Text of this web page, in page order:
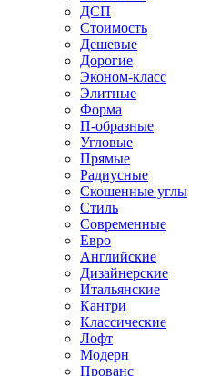
ДСП
Стоимость
Дешевые
Дорогие
Эконом-класс
Элитные
Форма
П-образные
Угловые
Прямые
Радиусные
Скошенные углы
Стиль
Современные
Евро
Английские
Дизайнерские
Итальянские
Кантри
Классические
Лофт
Модерн
Прованс